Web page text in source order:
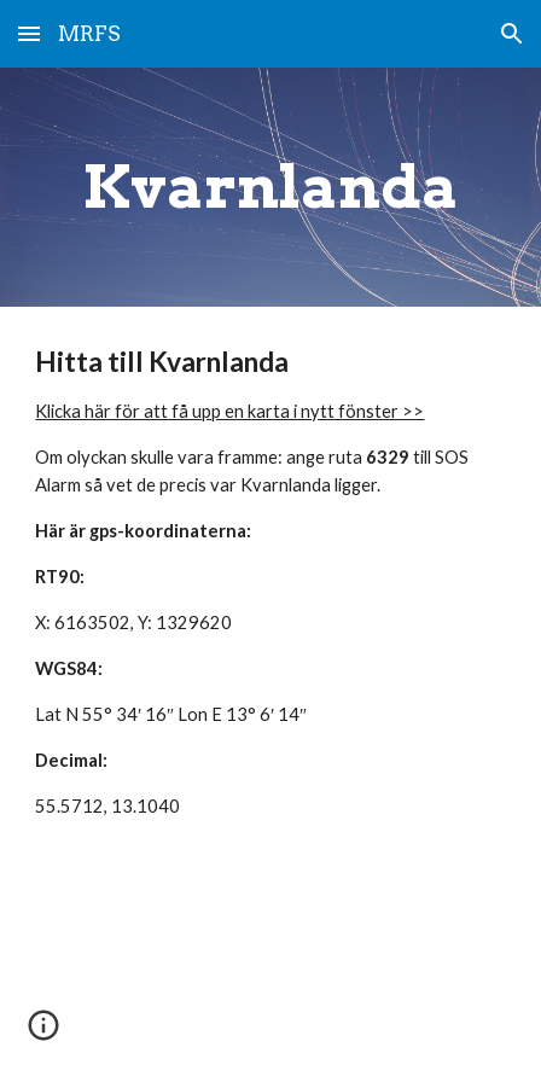
Skip to main content Skip to navigation
MRFS
Kvarnlanda
Hitta till Kvarnlanda
Klicka här för att få upp en karta i nytt fönster >>
Om olyckan skulle vara framme: ange ruta 6329 till SOS
Alarm så vet de precis var Kvarnlanda ligger.
Här är gps-koordinaterna:
RT90:
X: 6163502, Y: 1329620
WGS84:
Lat N 55° 34′ 16″ Lon E 13° 6′ 14″
Decimal:
55.5712, 13.1040